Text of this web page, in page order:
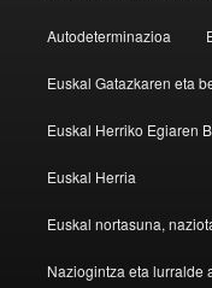
Autodeterminazioa
Euskal Gatazkaren eta
Euskal Herriko Egiaren
Euskal Herria
Euskal nortasuna,
Naziogintza eta lurralde